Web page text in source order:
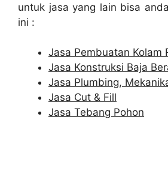
untuk jasa yang lain bisa
ini :
Jasa Pembuatan Kolam
Jasa Konstruksi Baja
Jasa Plumbing,
Jasa Cut & Fill
Jasa Tebang Pohon